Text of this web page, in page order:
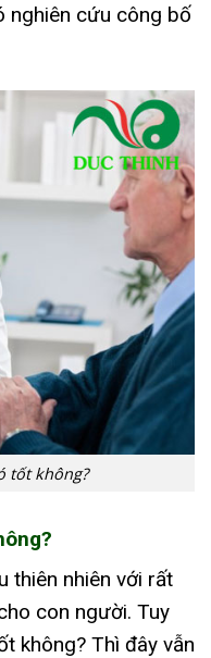
nghiên cứu công bố
tốt không?
thiên nhiên với rất
con người. Tuy
không? Thì đây vẫn